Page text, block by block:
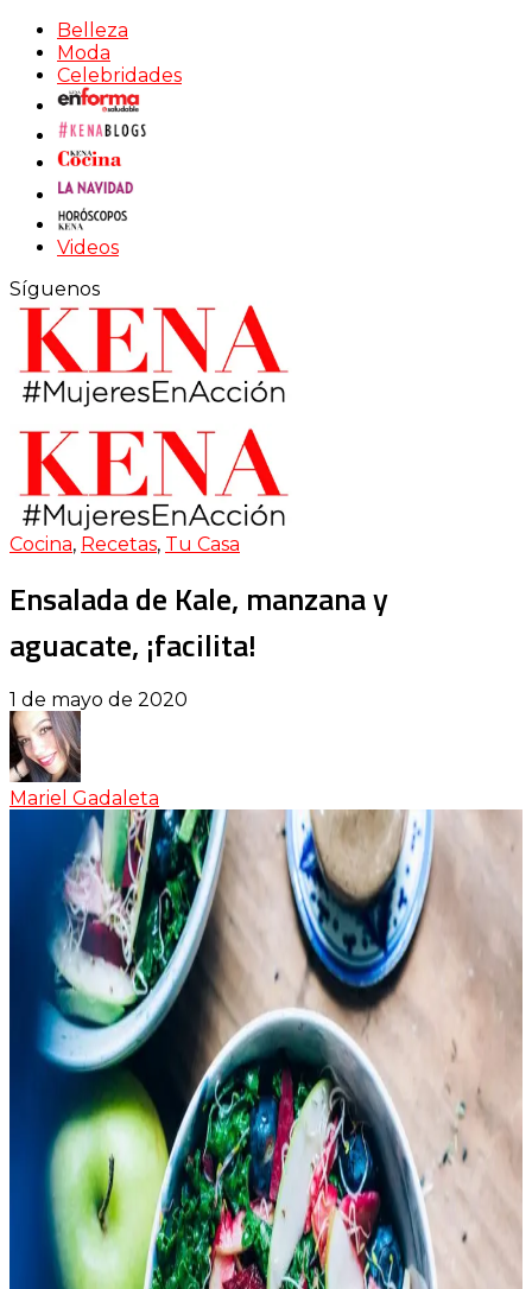
Belleza
Moda
Celebridades
Videos
Síguenos
Cocina, Recetas, Tu Casa
Ensalada de Kale, manzana y
aguacate, ¡facilita!
1 de mayo de 2020
Mariel Gadaleta